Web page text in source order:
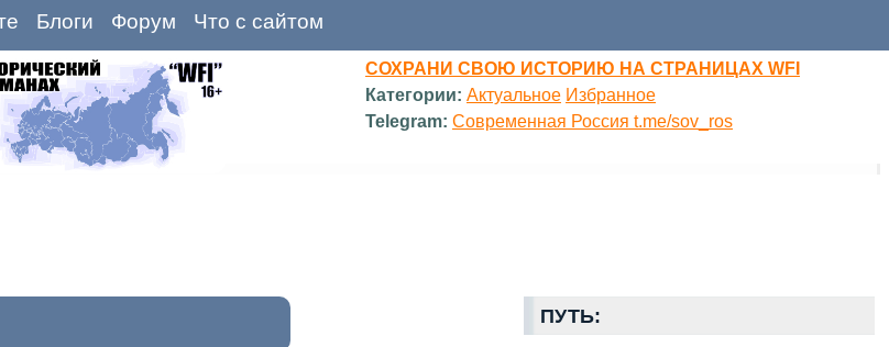
Блоги Форум Что с сайтом
СОХРАНИ СВОЮ ИСТОРИЮ НА СТРАНИЦАХ WFI
Категории: Актуальное Избранное
Telegram: Современная Россия t.me/sov_ros
ПУТЬ: